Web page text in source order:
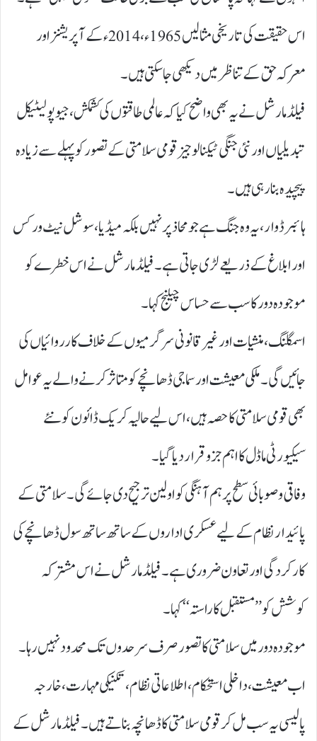
اس حقیقت کی تاریخی مثالیں 1965ء ، 2014ء کے آپریشنز اور
معرکہ حق کے تناظر میں دیکھی جا سکتی ہیں۔
فیلڈ مارشل نے یہ بھی واضح کیا کہ عالمی طاقتوں کی کشمکش، جیو پولیٹیکل
تبدیلیاں اور نئی جنگی ٹیکنالوجیز قومی سلامتی کے تصور کو پہلے سے زیادہ
پیچیدہ بنا رہی ہیں۔
ہائبرڈ وار، یہ وہ جنگ ہے جو محاذ پر نہیں بلکہ میڈیا، سوشل نیٹ ورکس
اور ابلاغ کے ذریعے لڑی جاتی ہے۔ فیلڈ مارشل نے اس خطرے کو
موجودہ دور کا سب سے حساس چیلنج کہا۔
اسمگلنگ، منشیات اور غیر قانونی سرگرمیوں کے خلاف کارروائیاں کی
جائیں گی۔ ملکی معیشت اور سماجی ڈھانچے کو متاثر کرنے والے یہ عوامل
بھی قومی سلامتی کا حصہ ہیں، اس لیے حالیہ کریک ڈائون کو نئے
سیکیورٹی ماڈل کا اہم جزو قرار دیا گیا۔
وفاقی و صوبائی سطح پر ہم آہنگی کو اولین ترجیح دی جائے گی۔ سلامتی کے
پائیدار نظام کے لیے عسکری اداروں کے ساتھ ساتھ سول ڈھانچے کی
کارکردگی اور تعاون ضروری ہے۔ فیلڈ مارشل نے اس مشترکہ
کوشش کو ’’ مستقبل کا راستہ‘‘ کہا۔
موجودہ دور میں سلامتی کا تصور صرف سرحدوں تک محدود نہیں رہا۔
اب معیشت، داخلی استحکام، اطلاعاتی نظام، تکنیکی مہارت، خارجہ
پالیسی یہ سب مل کر قومی سلامتی کا ڈھانچہ بناتے ہیں۔ فیلڈ مارشل کے